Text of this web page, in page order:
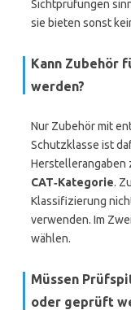
Sichtprüfungen
sie bieten sonst
Kann Zubehör
werden?
Nur Zubehör mit
Schutzklasse ist
Herstellerangaben
CAT‑Kategorie.
Klassifizierung
verwenden. Im
wählen.
Müssen
oder geprüft